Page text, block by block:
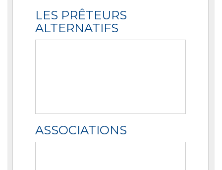
LES PRÊTEURS
ALTERNATIFS
ASSOCIATIONS